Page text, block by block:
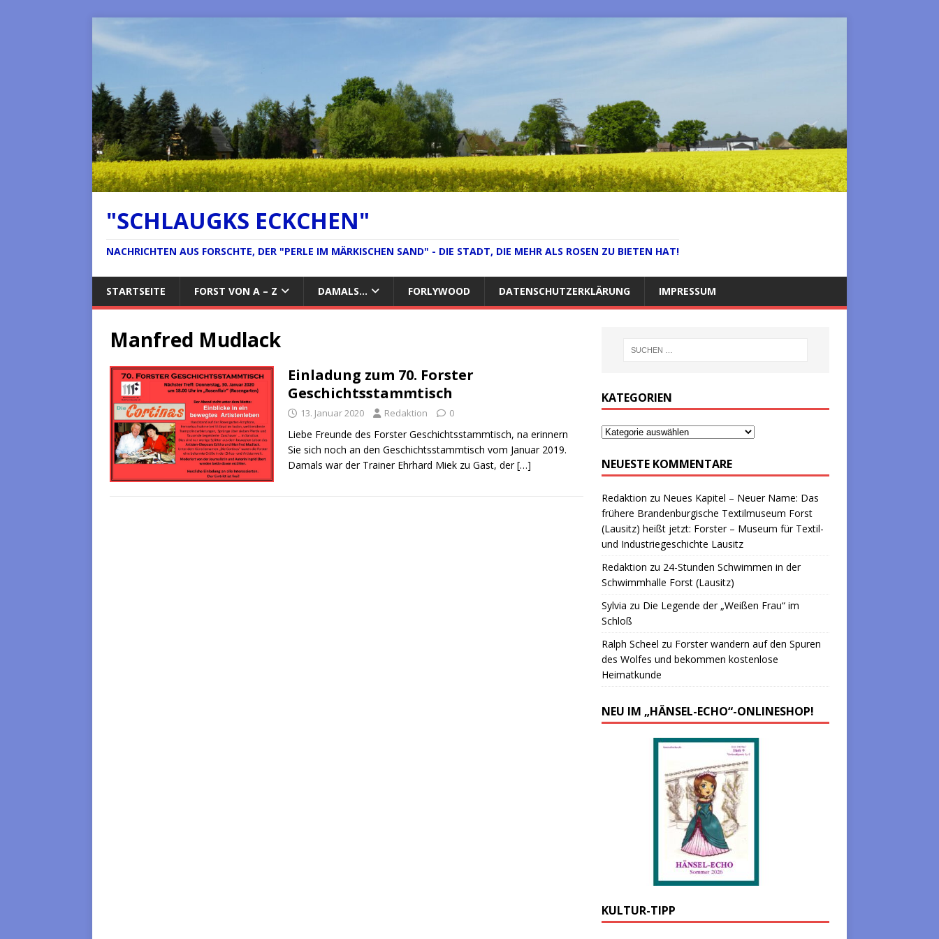
"SCHLAUGKS ECKCHEN"
NACHRICHTEN AUS FORSCHTE, DER "PERLE IM MÄRKISCHEN SAND" - DIE STADT, DIE MEHR ALS ROSEN ZU BIETEN HAT!
STARTSEITE FORST VON A – Z DAMALS… FORLYWOOD DATENSCHUTZERKLÄRUNG IMPRESSUM
Manfred Mudlack
Einladung zum 70. Forster
Geschichtsstammtisch
13. Januar 2020 Redaktion 0
Liebe Freunde des Forster Geschichtsstammtisch, na erinnern
Sie sich noch an den Geschichtsstammtisch vom Januar 2019.
Damals war der Trainer Ehrhard Miek zu Gast, der[…]
KATEGORIEN
NEUESTE KOMMENTARE
Redaktion zu Neues Kapitel – Neuer Name: Das
frühere Brandenburgische Textilmuseum Forst
(Lausitz) heißt jetzt: Forster – Museum für Textil-
und Industriegeschichte Lausitz
Redaktion zu 24-Stunden Schwimmen in der
Schwimmhalle Forst (Lausitz)
Sylvia zu Die Legende der „Weißen Frau“ im
Schloß
Ralph Scheel zu Forster wandern auf den Spuren
des Wolfes und bekommen kostenlose
Heimatkunde
NEU IM „HÄNSEL-ECHO“-ONLINESHOP!
KULTUR-TIPP